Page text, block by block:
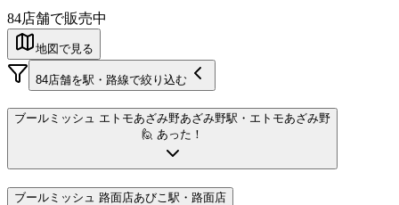
84店舗で販売中
地図で見る
84店舗を駅・路線で絞り込む
ブールミッシュ エトモあざみ野あざみ野駅 ・エトモあざみ野
🙋 あった！
ブールミッシュ 路面店あびこ駅 ・路面店